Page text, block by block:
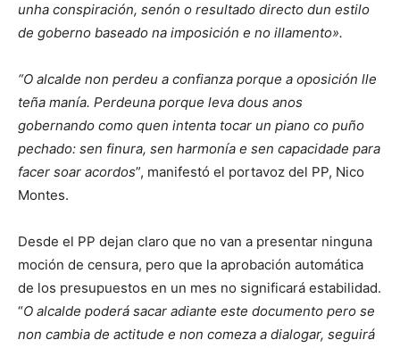
unha conspiración, senón o resultado directo dun estilo
de goberno baseado na imposición e no illamento».
“O alcalde non perdeu a confianza porque a oposición lle
teña manía. Perdeuna porque leva dous anos
gobernando como quen intenta tocar un piano co puño
pechado: sen finura, sen harmonía e sen capacidade para
facer soar acordos”, manifestó el portavoz del PP, Nico
Montes.
Desde el PP dejan claro que no van a presentar ninguna
moción de censura, pero que la aprobación automática
de los presupuestos en un mes no significará estabilidad.
“O alcalde poderá sacar adiante este documento pero se
non cambia de actitude e non comeza a dialogar, seguirá